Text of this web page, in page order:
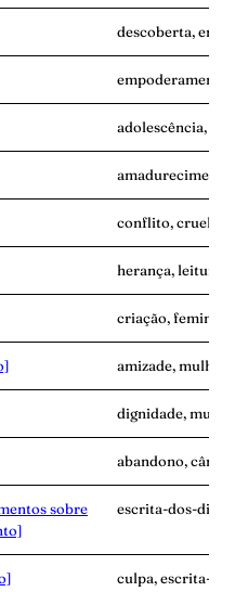
descoberta,
adolescência,
conflito,
herança, leitura,
criação,
amizade,
dignidade,
abandono,
sobre
escrita-dos-dias,
culpa, escrita-